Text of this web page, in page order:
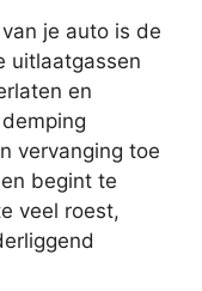
je auto is de
uitlaatgassen
en
vervanging toe
begint te
veel roest,